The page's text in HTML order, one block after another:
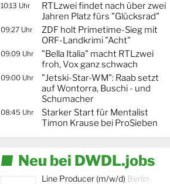
10:13 Uhr
RTLzwei findet nach über zwei
Jahren Platz fürs "Glücksrad"
09:27 Uhr
ZDF holt Primetime-Sieg mit
ORF-Landkrimi "Acht"
09:09 Uhr
"Bella Italia" macht RTLzwei
froh, Vox ganz schwach
09:00 Uhr
"Jetski-Star-WM": Raab setzt
auf Wontorra, Buschi - und
Schumacher
08:45 Uhr
Starker Start für Mentalist
Timon Krause bei ProSieben
Neu bei DWDL.jobs
Line Producer (m/w/d) Berlin